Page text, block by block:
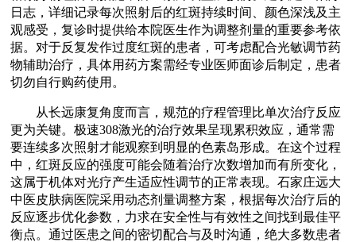
日志，详细记录每次照射后的红斑持续时间、颜色深浅及主
观感受，复诊时提供给本院医生作为调整剂量的重要参考依
据。对于反复发作过度红斑的患者，可考虑配合光敏调节药
物辅助治疗，具体用药方案需经专业医师面诊后制定，患者
切勿自行购药使用。
从长远康复角度而言，规范的疗程管理比单次治疗反应
更为关键。极速308激光的治疗效果呈现累积效应，通常需
要连续多次照射才能观察到明显的色素岛形成。在这个过程
中，红斑反应的强度可能会随着治疗次数增加而有所变化，
这属于机体对光疗产生适应性调节的正常表现。石家庄远大
中医皮肤病医院采用动态剂量调整方案，根据每次治疗后的
反应逐步优化参数，力求在安全性与有效性之间找到最佳平
衡点。通过医患之间的密切配合与及时沟通，绝大多数患者